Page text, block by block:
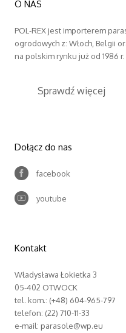
O NAS
POL-REX jest importerem
ogrodowych z: Włoch, Belgii
na polskim rynku już od 1986 r.
Sprawdź więcej
Dołącz do nas
facebook
youtube
Kontakt
Władysława Łokietka 3
05-402 OTWOCK
tel. kom.: (+48) 604-965-797
telefon: (22) 710-11-33
e-mail: parasole@wp.eu